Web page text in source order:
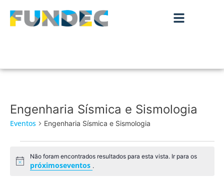
Engenharia Sísmica e Sismologia
Eventos Engenharia Sísmica e Sismologia
Aviso
Não foram encontrados resultados para esta vista. Ir para os
próximoseventos .